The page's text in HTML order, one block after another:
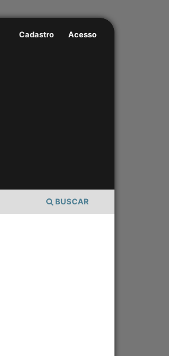
BUSCAR
Cadastro Acesso